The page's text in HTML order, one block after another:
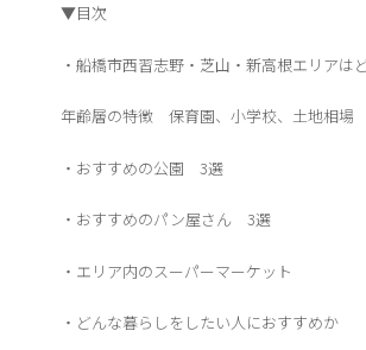
▼目次
・船橋市西習志野・芝山・新高根エリアは
年齢層の特徴 保育園、小学校、土地相場
・おすすめの公園 3選
・おすすめのパン屋さん 3選
・エリア内のスーパーマーケット
・どんな暮らしをしたい人におすすめか